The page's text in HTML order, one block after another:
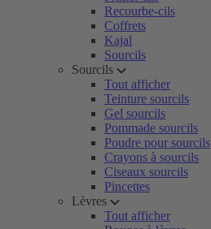
Recourbe-cils
Coffrets
Kajal
Sourcils
Sourcils
Tout afficher
Teinture sourcils
Gel sourcils
Pommade sourcils
Poudre pour sourcils
Crayons à sourcils
Ciseaux sourcils
Pincettes
Lèvres
Tout afficher